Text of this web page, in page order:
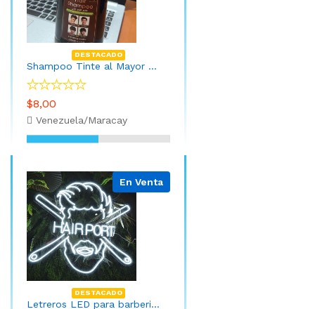
DESTACADO
Shampoo Tinte al Mayor Marron y Negro
$8,00
Venezuela/Maracay
En Venta
DESTACADO
Letreros LED para barberia 50cm x 50cm